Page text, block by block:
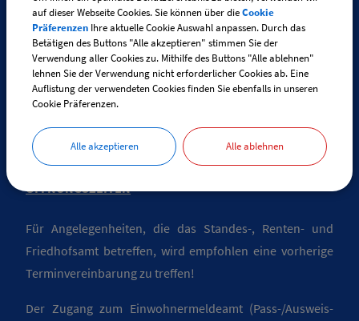
Telefon:+49 (0) 83 35 / 98 29 - 0
Telefax: +49 (0) 83 35 / 98 29 - 30
E-Mail:info@vg-boos.de
BayernPortal - Sicheres Kontaktformular
ÖFFNUNGSZEITEN
Für Angelegenheiten, die das Standes-, Renten- und
Friedhofsamt betreffen, wird empfohlen eine vorherige
Terminvereinbarung zu treffen!
Der Zugang zum Einwohnermeldeamt (Pass-/Ausweis-
auf dieser Webseite Cookies. Sie können über dieCookie
Präferenzen Ihre aktuelle Cookie Auswahl anpassen. Durch das
Betätigen des Buttons "Alle akzeptieren" stimmen Sie der
Verwendung aller Cookies zu. Mithilfe des Buttons "Alle ablehnen"
lehnen Sie der Verwendung nicht erforderlicher Cookies ab. Eine
Auflistung der verwendeten Cookies finden Sie ebenfalls in unseren
Cookie Präferenzen.
Alle akzeptieren Alle ablehnen